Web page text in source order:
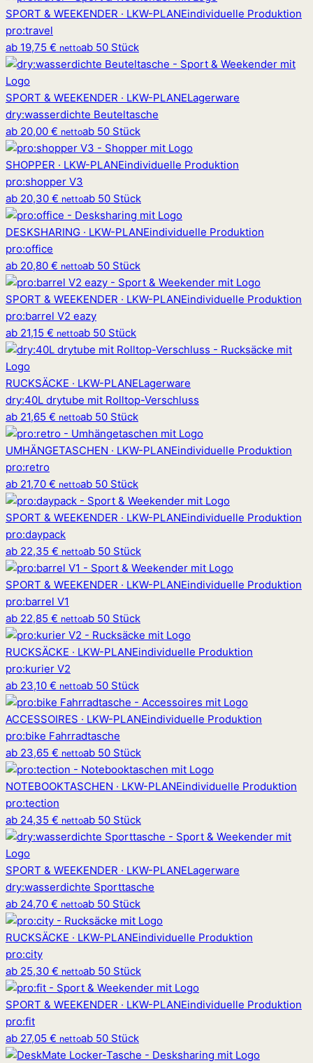
SPORT & WEEKENDER · LKW-PLANEindividuelle Produktion
pro:travel
ab 19,75 € nettoab 50 Stück
SPORT & WEEKENDER · LKW-PLANELagerware
dry:wasserdichte Beuteltasche
ab 20,00 € nettoab 50 Stück
SHOPPER · LKW-PLANEindividuelle Produktion
pro:shopper V3
ab 20,30 € nettoab 50 Stück
DESKSHARING · LKW-PLANEindividuelle Produktion
pro:office
ab 20,80 € nettoab 50 Stück
SPORT & WEEKENDER · LKW-PLANEindividuelle Produktion
pro:barrel V2 eazy
ab 21,15 € nettoab 50 Stück
RUCKSÄCKE · LKW-PLANELagerware
dry:40L drytube mit Rolltop-Verschluss
ab 21,65 € nettoab 50 Stück
UMHÄNGETASCHEN · LKW-PLANEindividuelle Produktion
pro:retro
ab 21,70 € nettoab 50 Stück
SPORT & WEEKENDER · LKW-PLANEindividuelle Produktion
pro:daypack
ab 22,35 € nettoab 50 Stück
SPORT & WEEKENDER · LKW-PLANEindividuelle Produktion
pro:barrel V1
ab 22,85 € nettoab 50 Stück
RUCKSÄCKE · LKW-PLANEindividuelle Produktion
pro:kurier V2
ab 23,10 € nettoab 50 Stück
ACCESSOIRES · LKW-PLANEindividuelle Produktion
pro:bike Fahrradtasche
ab 23,65 € nettoab 50 Stück
NOTEBOOKTASCHEN · LKW-PLANEindividuelle Produktion
pro:tection
ab 24,35 € nettoab 50 Stück
SPORT & WEEKENDER · LKW-PLANELagerware
dry:wasserdichte Sporttasche
ab 24,70 € nettoab 50 Stück
RUCKSÄCKE · LKW-PLANEindividuelle Produktion
pro:city
ab 25,30 € nettoab 50 Stück
SPORT & WEEKENDER · LKW-PLANEindividuelle Produktion
pro:fit
ab 27,05 € nettoab 50 Stück